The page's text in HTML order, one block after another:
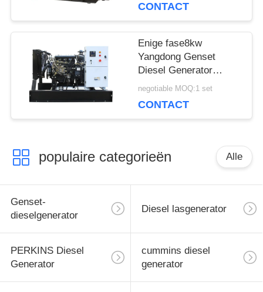
Generatorprijs 100kw
CONTACT
Enige fase8kw
Yangdong Genset
Diesel Generator
10kva met YSAD380D-
negotiable MOQ:1 set
CONTACT
populaire categorieën Alle
Genset-
dieselgenerator
Diesel lasgenerator
PERKINS Diesel
Generator
cummins diesel
generator